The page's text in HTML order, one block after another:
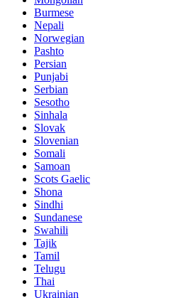
Burmese
Nepali
Norwegian
Pashto
Persian
Punjabi
Serbian
Sesotho
Sinhala
Slovak
Slovenian
Somali
Samoan
Scots Gaelic
Shona
Sindhi
Sundanese
Swahili
Tajik
Tamil
Telugu
Thai
Ukrainian